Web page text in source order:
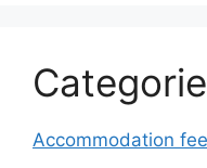
Accommodation